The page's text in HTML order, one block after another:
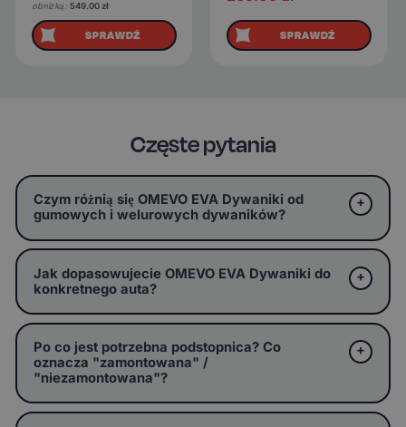
obniżką: 549.00zł
SPRAWDŹ SPRAWDŹ
Częste pytania
Czym różnią się OMEVO EVA Dywaniki od
gumowych i welurowych dywaników?
Jak dopasowujecie OMEVO EVA Dywaniki do
konkretnego auta?
Po co jest potrzebna podstopnica? Co
oznacza "zamontowana" /
"niezamontowana"?